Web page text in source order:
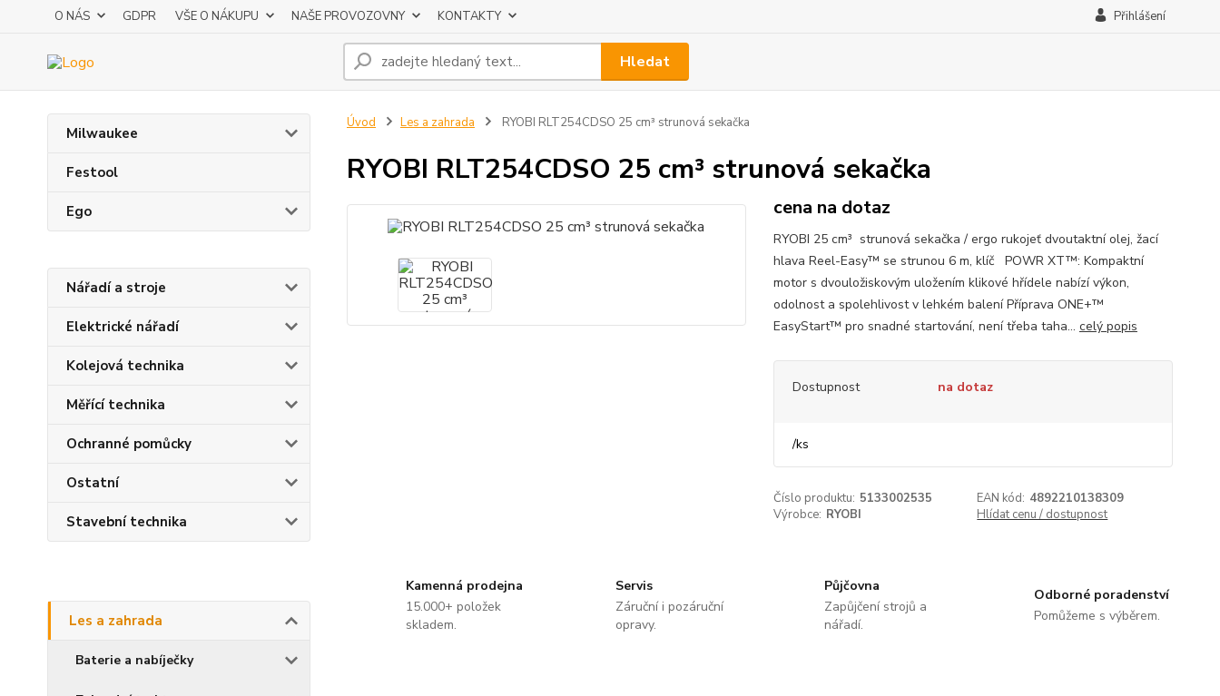
O NÁS GDPR VŠE O NÁKUPU NAŠE PROVOZOVNY KONTAKTY Přihlášení
Hledat
Milwaukee
Festool
Ego
Nářadí a stroje
Elektrické nářadí
Kolejová technika
Měřící technika
Ochranné pomůcky
Ostatní
Stavební technika
Les a zahrada
Baterie a nabíječky
Úvod Les a zahrada RYOBI RLT254CDSO 25 cm³ strunová sekačka
RYOBI RLT254CDSO 25 cm³ strunová sekačka
cena na dotaz
RYOBI 25 cm³ strunová sekačka / ergo rukojeť dvoutaktní olej, žací
hlava Reel-Easy™ se strunou 6 m, klíč POWR XT™: Kompaktní
motor s dvouložiskovým uložením klikové hřídele nabízí výkon,
odolnost a spolehlivost v lehkém balení Příprava ONE+™
EasyStart™ pro snadné startování, není třeba taha... celý popis
Dostupnost na dotaz
/ks
Číslo produktu: 5133002535 EAN kód: 4892210138309
Výrobce: RYOBI Hlídat cenu / dostupnost
Kamenná prodejna
15.000+ položek
skladem.
Servis
Záruční i pozáruční
opravy.
Půjčovna
Zapůjčení strojů a
nářadí.
Odborné poradenství
Pomůžeme s výběrem.